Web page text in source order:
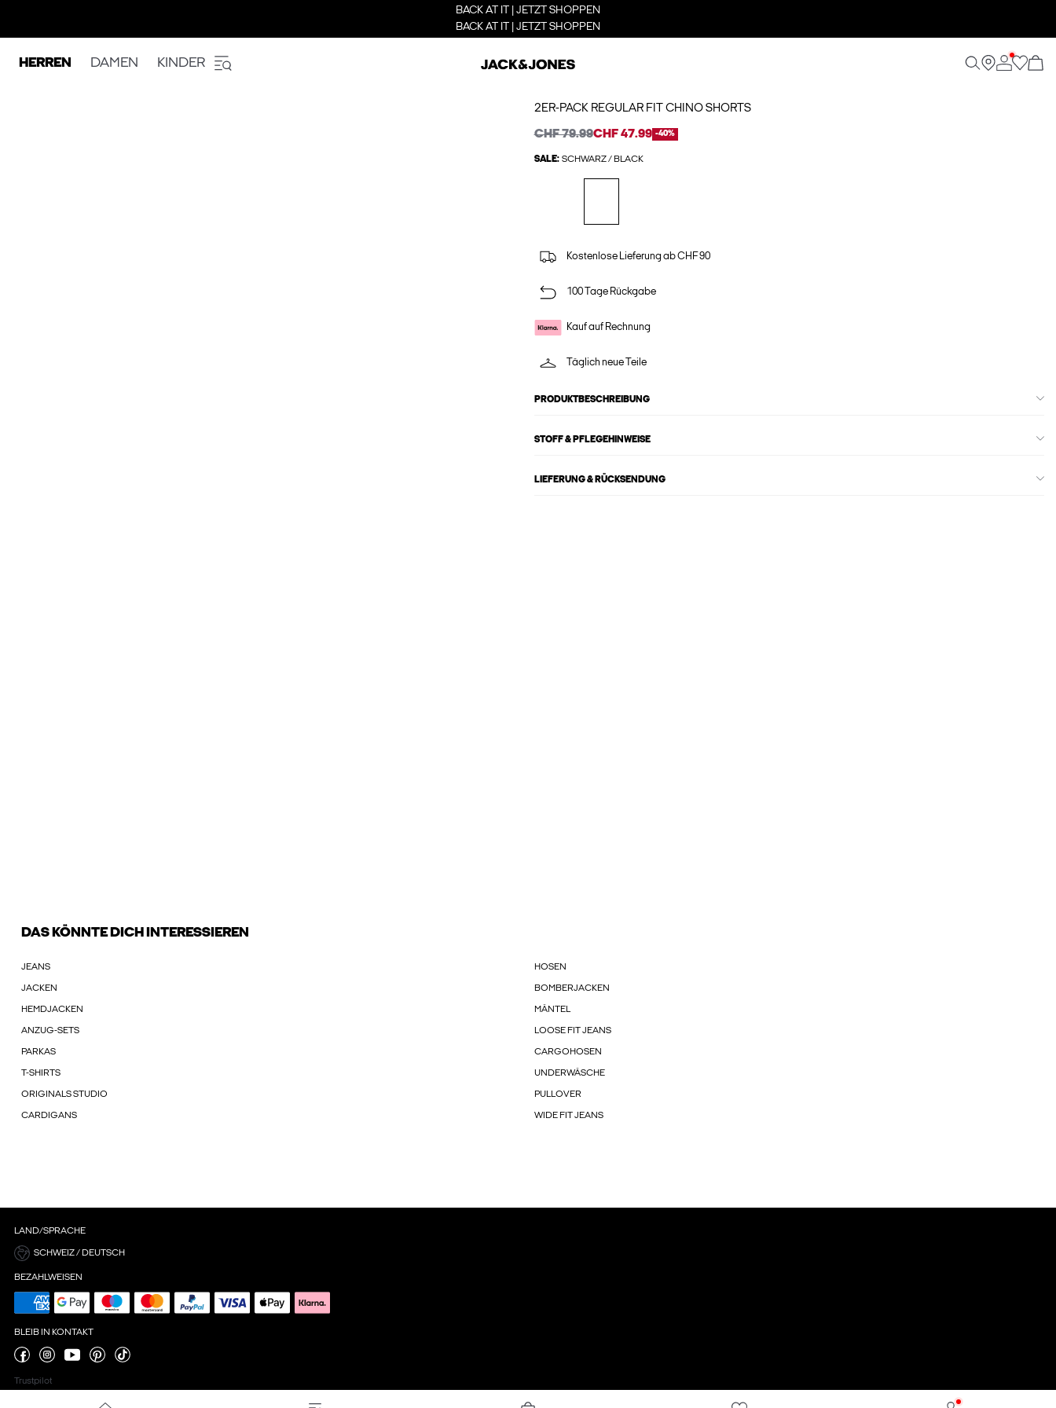
BACK AT IT | JETZT SHOPPEN
BACK AT IT | JETZT SHOPPEN
HERREN DAMEN KINDER
2ER-PACK REGULAR FIT CHINO SHORTS
CHF 79.99CHF 47.99 -40%
SALE: SCHWARZ / BLACK
Kostenlose Lieferung ab CHF 90
100 Tage Rückgabe
Kauf auf Rechnung
Täglich neue Teile
PRODUKTBESCHREIBUNG
STOFF & PFLEGEHINWEISE
LIEFERUNG & RÜCKSENDUNG
DAS KÖNNTE DICH INTERESSIEREN
JEANS HOSEN
JACKEN BOMBERJACKEN
HEMDJACKEN MÄNTEL
ANZUG-SETS LOOSE FIT JEANS
PARKAS CARGOHOSEN
T-SHIRTS UNDERWÄSCHE
ORIGINALS STUDIO PULLOVER
CARDIGANS WIDE FIT JEANS
LAND/SPRACHE
SCHWEIZ / DEUTSCH
BEZAHLWEISEN
BLEIB IN KONTAKT
Trustpilot